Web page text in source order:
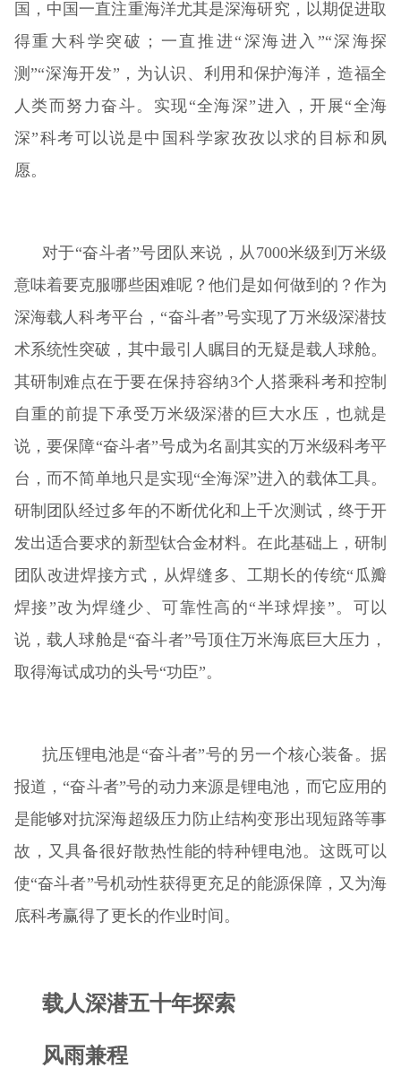
国，中国一直注重海洋尤其是深海研究，以期促进取
得重大科学突破；一直推进“深海进入”“深海探
测”“深海开发”，为认识、利用和保护海洋，造福全
人类而努力奋斗。实现“全海深”进入，开展“全海
深”科考可以说是中国科学家孜孜以求的目标和夙
愿。
对于“奋斗者”号团队来说，从7000米级到万米级
意味着要克服哪些困难呢？他们是如何做到的？作为
深海载人科考平台，“奋斗者”号实现了万米级深潜技
术系统性突破，其中最引人瞩目的无疑是载人球舱。
其研制难点在于要在保持容纳3个人搭乘科考和控制
自重的前提下承受万米级深潜的巨大水压，也就是
说，要保障“奋斗者”号成为名副其实的万米级科考平
台，而不简单地只是实现“全海深”进入的载体工具。
研制团队经过多年的不断优化和上千次测试，终于开
发出适合要求的新型钛合金材料。在此基础上，研制
团队改进焊接方式，从焊缝多、工期长的传统“瓜瓣
焊接”改为焊缝少、可靠性高的“半球焊接”。可以
说，载人球舱是“奋斗者”号顶住万米海底巨大压力，
取得海试成功的头号“功臣”。
抗压锂电池是“奋斗者”号的另一个核心装备。据
报道，“奋斗者”号的动力来源是锂电池，而它应用的
是能够对抗深海超级压力防止结构变形出现短路等事
故，又具备很好散热性能的特种锂电池。这既可以
使“奋斗者”号机动性获得更充足的能源保障，又为海
底科考赢得了更长的作业时间。
载人深潜五十年探索
风雨兼程